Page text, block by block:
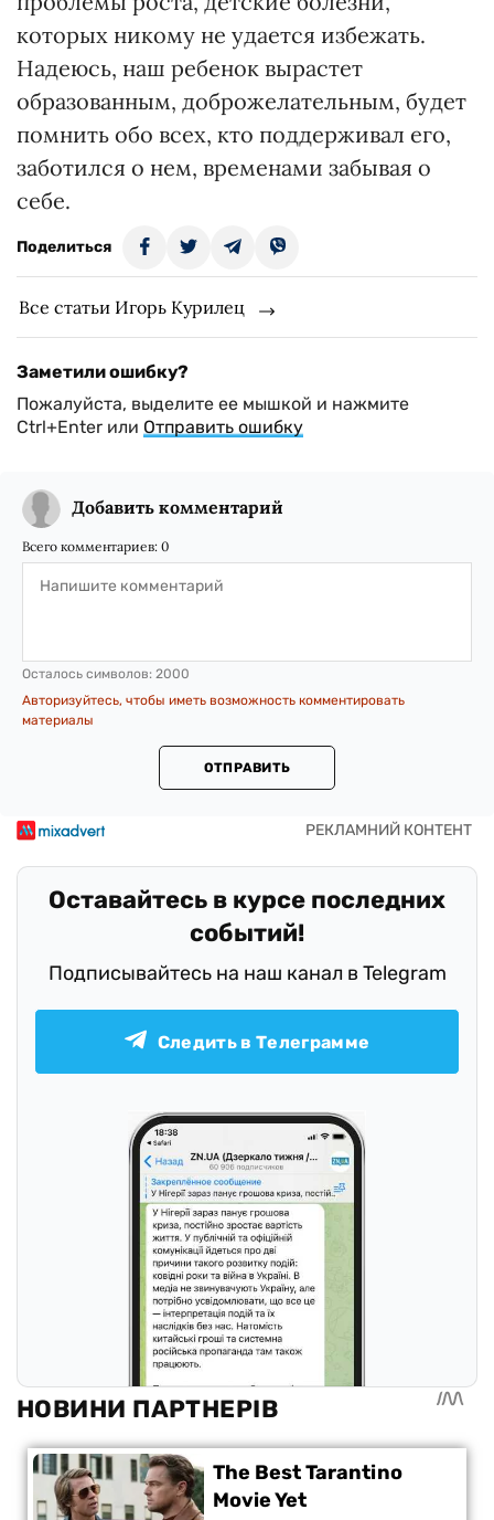
которых никому не удается избежать.
Надеюсь, наш ребенок вырастет
образованным, доброжелательным, будет
помнить обо всех, кто поддерживал его,
заботился о нем, временами забывая о
себе.
Поделиться
Все статьи Игорь Курилец
Заметили ошибку?
Пожалуйста, выделите ее мышкой и нажмите
Ctrl+Enter или Отправить ошибку
Добавить комментарий
Всего комментариев: 0
Осталось символов: 2000
Авторизуйтесь, чтобы иметь возможность комментировать
материалы
ОТПРАВИТЬ
Оставайтесь в курсе последних
событий!
Подписывайтесь на наш канал в Telegram
Следить в Телеграмме